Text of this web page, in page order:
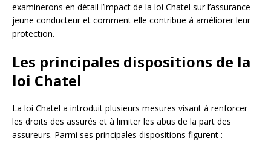
examinerons en détail l’impact de la loi Chatel sur l’assurance
jeune conducteur et comment elle contribue à améliorer leur
protection.
Les principales dispositions de la
loi Chatel
La loi Chatel a introduit plusieurs mesures visant à renforcer
les droits des assurés et à limiter les abus de la part des
assureurs. Parmi ses principales dispositions figurent :